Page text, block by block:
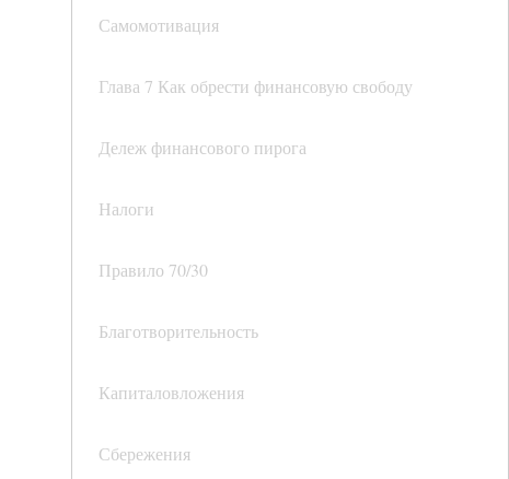
Самомотивация
Глава 7 Как обрести финансовую свободу
Дележ финансового пирога
Налоги
Правило 70/30
Благотворительность
Капиталовложения
Сбережения